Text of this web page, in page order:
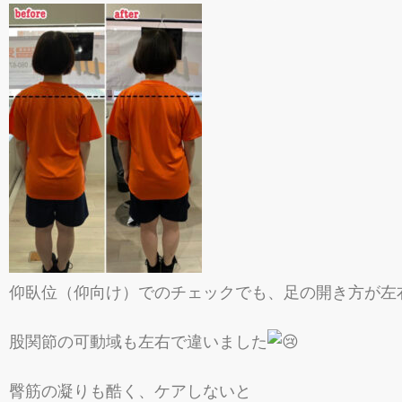
仰臥位（仰向け）でのチェックでも、足の開き方が左
股関節の可動域も左右で違いました
臀筋の凝りも酷く、ケアしないと